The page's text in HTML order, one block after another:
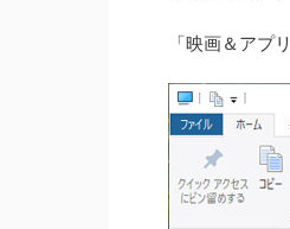
「映画＆アプ